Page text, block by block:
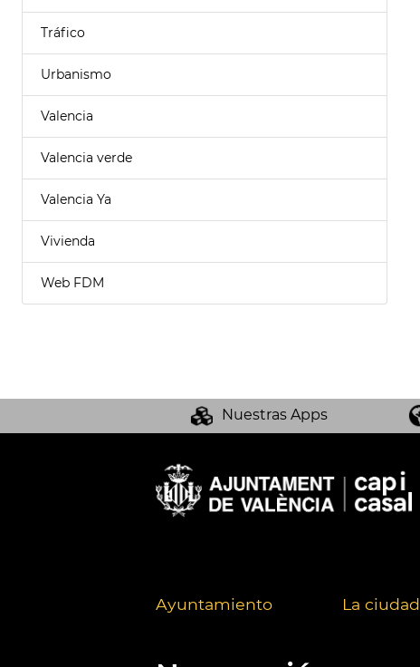
Tráfico
Urbanismo
Valencia
Valencia verde
Valencia Ya
Vivienda
Web FDM
Nuestras Apps
Ayuntamiento La ciudad